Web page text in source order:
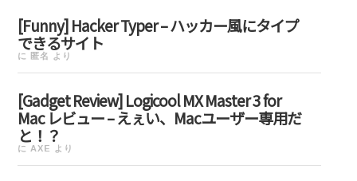
[Funny] Hacker Typer – ハッカー風にタイプ
できるサイト
に 匿名 より
[Gadget Review] Logicool MX Master 3 for
Mac レビュー – えぇい、Macユーザー専用だ
と！？
に AXE より